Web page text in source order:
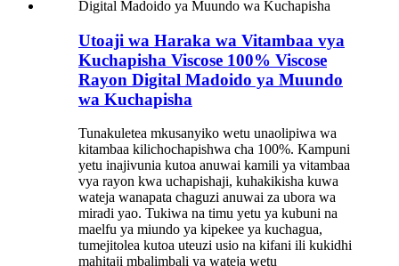
Utoaji wa Haraka wa Vitambaa vya
Kuchapisha Viscose 100% Viscose
Rayon Digital Madoido ya Muundo
wa Kuchapisha
Tunakuletea mkusanyiko wetu unaolipiwa wa
kitambaa kilichochapishwa cha 100%. Kampuni
yetu inajivunia kutoa anuwai kamili ya vitambaa
vya rayon kwa uchapishaji, kuhakikisha kuwa
wateja wanapata chaguzi anuwai za ubora wa
miradi yao. Tukiwa na timu yetu ya kubuni na
maelfu ya miundo ya kipekee ya kuchagua,
tumejitolea kutoa uteuzi usio na kifani ili kukidhi
mahitaji mbalimbali ya wateja wetu